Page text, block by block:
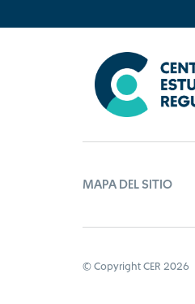
MAPA DEL SITIO
© Copyright CER 2026